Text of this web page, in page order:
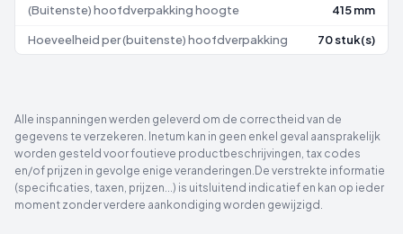
(Buitenste) hoofdverpakking hoogte 415 mm
Hoeveelheid per (buitenste) hoofdverpakking 70 stuk(s)
Alle inspanningen werden geleverd om de correctheid van de
gegevens te verzekeren. Inetum kan in geen enkel geval aansprakelijk
worden gesteld voor foutieve productbeschrijvingen, tax codes
en/of prijzen in gevolge enige veranderingen.De verstrekte informatie
(specificaties, taxen, prijzen...) is uitsluitend indicatief en kan op ieder
moment zonder verdere aankondiging worden gewijzigd.